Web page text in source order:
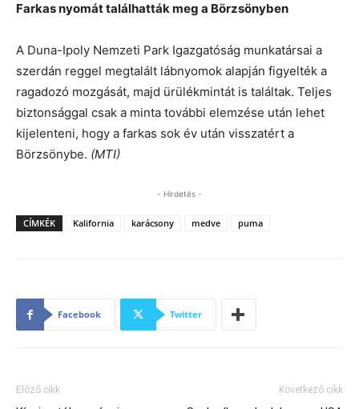
Farkas nyomát találhatták meg a Börzsönyben
A Duna-Ipoly Nemzeti Park Igazgatóság munkatársai a
szerdán reggel megtalált lábnyomok alapján figyelték a
ragadozó mozgását, majd ürülékmintát is találtak. Teljes
biztonsággal csak a minta további elemzése után lehet
kijelenteni, hogy a farkas sok év után visszatért a
Börzsönybe. (MTI)
- Hirdetés -
CÍMKÉK Kalifornia karácsony medve puma
Facebook Twitter
Előző cikk Következő cikk